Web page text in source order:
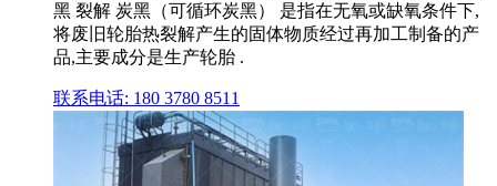
黑 裂解 炭黑（可循环炭黑） 是指在无氧或缺氧条件下,
将废旧轮胎热裂解产生的固体物质经过再加工制备的产
品,主要成分是生产轮胎 .
联系电话: 180 3780 8511